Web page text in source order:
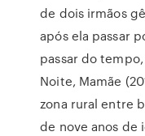
de dois irmãos
após ela passar
passar do
Noite, Mamãe
zona rural entre
de nove anos de